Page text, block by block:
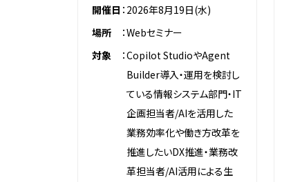
開催日 2026年8月19日(水)
場所
Webセミナー
対象
Copilot StudioやAgent
Builder導入・運用を検討し
ている情報システム部門・IT
企画担当者/AIを活用した
業務効率化や働き方改革を
推進したいDX推進・業務改
革担当者/AI活用による生